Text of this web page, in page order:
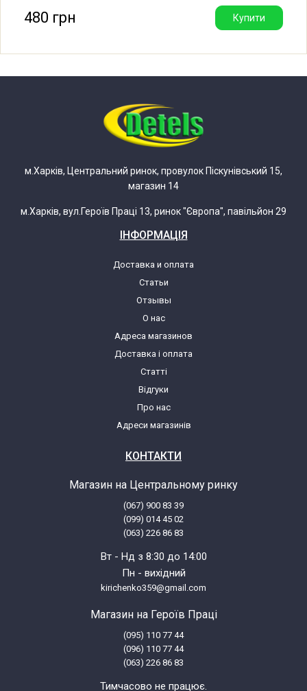
(869990294500)
Indesit R45NFLEU 81263860000
F026386 (869990263860)
F029852
Indesit R45NFLSI 81247450000 F024745
Indesit R45NFLSI 81247450001 F024745
Indesit R45NFLSUK 81280980000
F028098 (869990280980)
Indesit R45NFLUK 81270340000
F027034 (869990270340)
Indesit R45NFSEX 81252270000
Indesit R45NFSEX 81252270001
Indesit R45NFSKEX 81331220000
F033122 (869990331220)
Indesit R47NF 81302650000 F030265
Indesit R47NFIS 81275680000 F027568
(869990275680)
480 грн Купити
м.Харків, Центральний ринок, провулок Піскунівський 15,
магазин 14
м.Харків, вул.Героїв Праці 13, ринок "Європа", павільйон 29
ІНФОРМАЦІЯ
Доставка и оплата
Статьи
Отзывы
О нас
Адреса магазинов
Доставка і оплата
Статті
Відгуки
Про нас
Адреси магазинів
КОНТАКТИ
Магазин на Центральному ринку
(067) 900 83 39
(099) 014 45 02
(063) 226 86 83
Вт - Нд з 8:30 до 14:00
Пн - вихідний
kirichenko359@gmail.com
Магазин на Героїв Праці
(095) 110 77 44
(096) 110 77 44
(063) 226 86 83
Тимчасово не працює.